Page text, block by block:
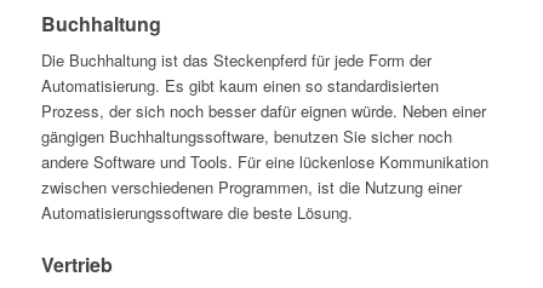
Buchhaltung
Die Buchhaltung ist das Steckenpferd für jede Form der
Automatisierung. Es gibt kaum einen so standardisierten
Prozess, der sich noch besser dafür eignen würde. Neben einer
gängigen Buchhaltungssoftware, benutzen Sie sicher noch
andere Software und Tools. Für eine lückenlose Kommunikation
zwischen verschiedenen Programmen, ist die Nutzung einer
Automatisierungssoftware die beste Lösung.
Vertrieb